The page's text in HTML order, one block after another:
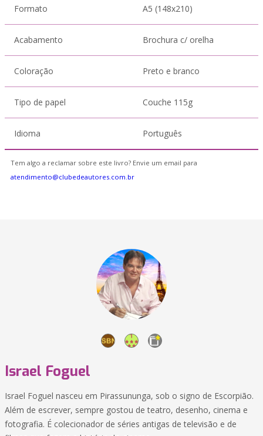
Formato A5 (148x210)
Acabamento Brochura c/ orelha
Coloração Preto e branco
Tipo de papel Couche 115g
Idioma Português
Tem algo a reclamar sobre este livro? Envie um email para
atendimento@clubedeautores.com.br
Israel Foguel
Israel Foguel nasceu em Pirassununga, sob o signo de Escorpião.
Além de escrever, sempre gostou de teatro, desenho, cinema e
fotografia. É colecionador de séries antigas de televisão e de